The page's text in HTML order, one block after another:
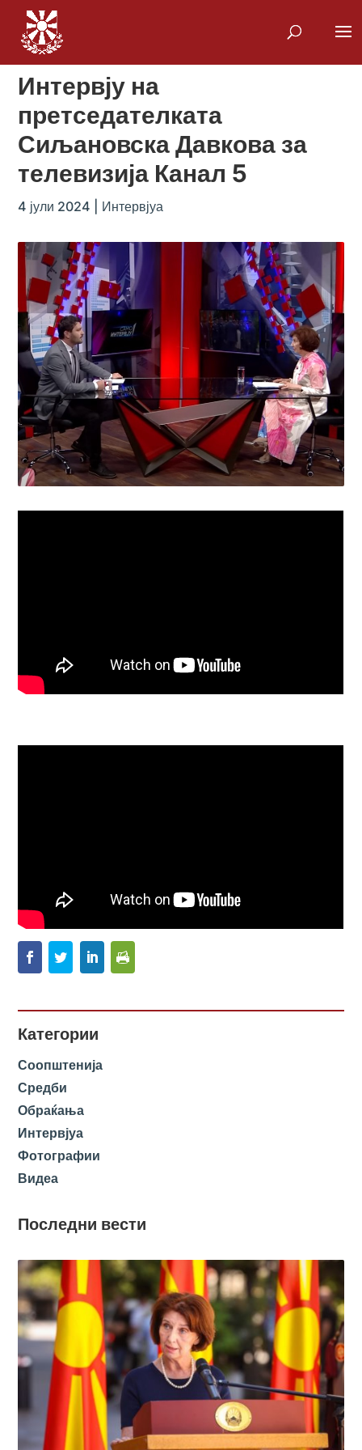
Интервју на
претседателката
Сиљановска Давкова за
телевизија Канал 5
4 јули 2024 Интервјуа
Категории
Соопштенија
Средби
Обраќања
Интервјуа
Фотографии
Видеа
Последни вести